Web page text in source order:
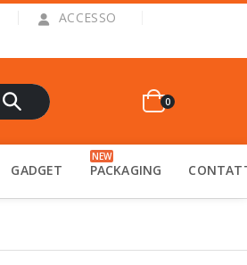
ACCESSO
0
GADGET
NEW
PACKAGING